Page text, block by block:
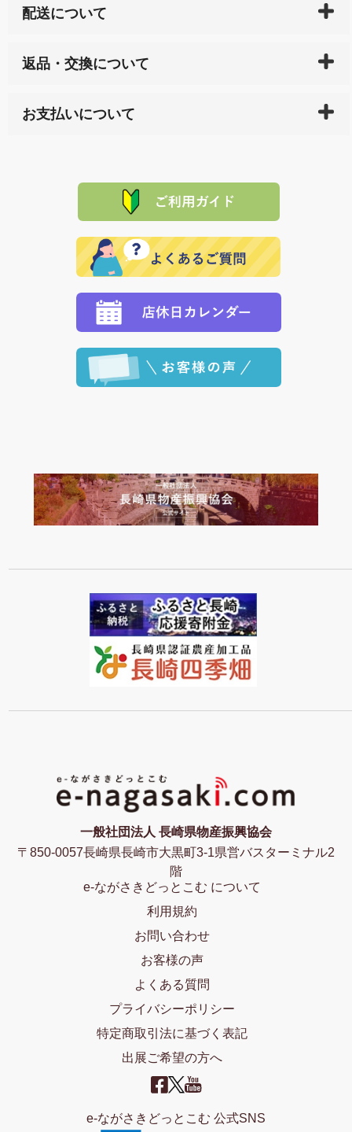
配送について
天ペイ」の方はご注文受付後）、 長崎県下全域に点在
サイト内で購入された商品の送料は、こちらの
全国送
れの生産メーカーからお客様の元へ直送いたしますの
で、 それぞれ個別に送料が必要になります。
返品・交換について
または配送途中の 事故などで不都合が生じている場合
品代金を返金いたします。）
その際は誠に申し訳ありませんが、当協会までご注文
願いいたします。
お支払いについて
た場合、お客様からの ご入金を確認した後で、商品を
※「クレジットカード」「PayPay」「楽天ペイ」を指
定された場合は、準備出来次第の便にてお送りいたし
ます。 （到着日指定をされている場合は、ご指定の日
程に合わせてお届けいたします。）
一般社団法人 長崎県物産振興協会
〒850-0057長崎県長崎市大黒町3-1県営バスターミナル2
階
e-ながさきどっとこむ について
利用規約
お問い合わせ
お客様の声
よくある質問
プライバシーポリシー
特定商取引法に基づく表記
出展ご希望の方へ
e-ながさきどっとこむ 公式SNS